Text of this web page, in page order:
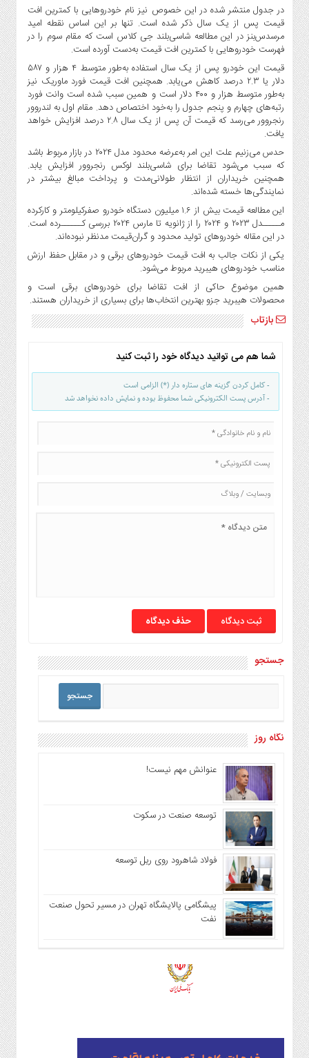
در جدول منتشر شده در این خصوص نیز نام خودروهایی با کمترین افت
قیمت پس از یک سال ذکر شده است. تنها بر این اساس نقطه امید
مرسدس‌بنز در این مطالعه شاسی‌بلند جی کلاس است که مقام سوم را در
فهرست خودروهایی با کمترین افت قیمت به‌دست آورده است.
قیمت این خودرو پس از یک سال استفاده به‌طور متوسط ۴ هزار و ۵۸۷
دلار یا ۲.۳ درصد کاهش می‌یابد. همچنین افت قیمت فورد ماوریک نیز
به‌طور متوسط هزار و ۴۰۰ دلار است و همین سبب شده است وانت فورد
رتبه‌های چهارم و پنجم جدول را به‌خود اختصاص دهد. مقام اول به لندروور
رنجروور می‌رسد که قیمت آن پس از یک سال ۲.۸ درصد افزایش خواهد
یافت.
حدس می‌زنیم علت این امر به‌عرضه محدود مدل ۲۰۲۴ در بازار مربوط باشد
که سبب می‌شود تقاضا برای شاسی‌بلند لوکس رنجروور افزایش یابد.
همچنین خریداران از انتظار طولانی‌مدت و پرداخت مبالغ بیشتر در
نمایندگی‌ها خسته شده‌اند.
این مطالعه قیمت بیش از ۱.۶ میلیون دستگاه خودرو صفرکیلومتر و کارکرده
مـــــدل ۲۰۲۳ و ۲۰۲۴ را از ژانویه تا مارس ۲۰۲۴ بررسی کــــــرده است.
در این مقاله خودروهای تولید محدود و گران‌قیمت مدنظر نبوده‌اند.
یکی از نکات جالب به افت قیمت خودروهای برقی و در مقابل حفظ ارزش
مناسب خودروهای هیبرید مربوط می‌شود.
همین موضوع حاکی از افت تقاضا برای خودروهای برقی است و
محصولات هیبرید جزو بهترین انتخاب‌ها برای بسیاری از خریداران هستند.
بازتاب
شما هم می توانید دیدگاه خود را ثبت کنید
- کامل کردن گزینه های ستاره دار (*) الزامی است
- آدرس پست الکترونیکی شما محفوظ بوده و نمایش داده نخواهد شد
حذف دیدگاه
جستجو
نگاه روز
عنوانش مهم نیست!
توسعه صنعت در سکوت
فولاد شاهرود روی ریل توسعه
پیشگامی پالایشگاه تهران در مسیر تحول صنعت
نفت